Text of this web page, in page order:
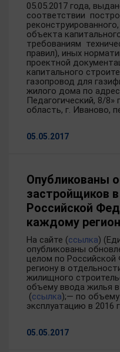
05.05.2017 года,
соответствии
объекта
требованиям
правил), иных
проектной
капитального
газопровод для
жилого дома по
Педагогический, 8/8»
область, г. Иваново,
05.05.2017
Опубликованы
застройщиков
Российской
каждому
На сайте (ссылка)
опубликованы
целом по
региону в
жилищного
объему ввода жилья
(ссылка);— по
эксплуатацию в 2016
05.05.2017